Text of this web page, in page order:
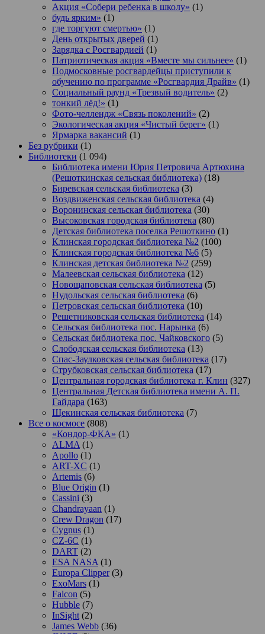
Акция «Собери ребенка в школу» (1)
будь ярким» (1)
где торгуют смертью» (1)
День открытых дверей (1)
Зарядка с Росгвардией (1)
Патриотическая акция «Вместе мы сильнее» (1)
Подмосковные росгвардейцы приступили к
обучению по программе «Росгвардия Драйв» (1)
Социальный раунд «Трезвый водитель» (2)
тонкий лёд!» (1)
Фото-челлендж «Связь поколений» (2)
Экологическая акция «Чистый берег» (1)
Ярмарка вакансий (1)
Без рубрики (1)
Библиотеки (1 094)
Библиотека имени Юрия Петровича Артюхина
(Решоткинская сельская библиотека) (18)
Биревская сельская библиотека (3)
Воздвиженская сельская библиотека (4)
Воронинская сельская библиотека (30)
Высоковская городская библиотека (80)
Детская библиотека поселка Решоткино (1)
Клинская городская библиотека №2 (100)
Клинская городская библиотека №6 (5)
Клинская детская библиотека №2 (259)
Малеевская сельская библиотека (12)
Новощаповская сельская библиотека (5)
Нудольская сельская библиотека (6)
Петровская сельская библиотека (10)
Решетниковская сельская библиотека (14)
Сельская библиотека пос. Нарынка (6)
Сельская библиотека пос. Чайковского (5)
Слободская сельская библиотека (13)
Спас-Заулковская сельская библиотека (17)
Струбковская сельская библиотека (17)
Центральная городская библиотека г. Клин (327)
Центральная Детская библиотека имени А. П.
Гайдара (163)
Щекинская сельская библиотека (7)
Все о космосе (808)
«Кондор-ФКА» (1)
ALMA (1)
Apollo (1)
ART-XC (1)
Artemis (6)
Blue Origin (1)
Cassini (3)
Chandrayaan (1)
Crew Dragon (17)
Cygnus (1)
CZ-6C (1)
DART (2)
ESA NASA (1)
Europa Clipper(3)
ExoMars (1)
Falcon (5)
Hubble (7)
InSight (2)
James Webb (36)